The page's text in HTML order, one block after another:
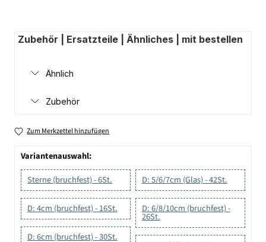
Zubehör | Ersatzteile | Ähnliches | mit bestellen
Ähnlich
Zubehör
Zum Merkzettel hinzufügen
Variantenauswahl:
Sterne (bruchfest) - 6St.
D: 5/6/7cm (Glas) - 42St.
D: 4cm (bruchfest) - 16St. D: 6/8/10cm (bruchfest) -
26St.
D: 6cm (bruchfest) - 30St.